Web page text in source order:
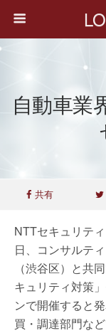
自動車業
共有
NTTセキュリテ
日、コンサルテ
（渋谷区）と共
キュリティ対策
ンで開催すると
買・調達部門な